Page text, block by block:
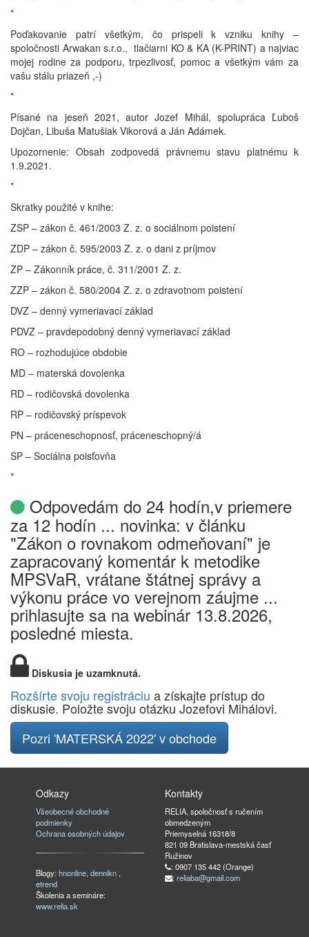
*
Poďakovanie patrí všetkým, čo prispeli k vzniku knihy –
spoločnosti Arwakan s.r.o., tlačiarni KO & KA (K-PRINT) a najviac
mojej rodine za podporu, trpezlivosť, pomoc a všetkým vám za
vašu stálu priazeň ,-)
*
Písané na jeseň 2021, autor Jozef Mihál, spolupráca Ľuboš
Dojčan, Libuša Matušiak Vikorová a Ján Adámek.
Upozornenie: Obsah zodpovedá právnemu stavu platnému k
1.9.2021.
*
Skratky použité v knihe:
ZSP – zákon č. 461/2003 Z. z. o sociálnom poistení
ZDP – zákon č. 595/2003 Z. z. o dani z príjmov
ZP – Zákonník práce, č. 311/2001 Z. z.
ZZP – zákon č. 580/2004 Z. z. o zdravotnom poistení
DVZ – denný vymeriavací základ
PDVZ – pravdepodobný denný vymeriavací základ
RO – rozhodujúce obdobie
MD – materská dovolenka
RD – rodičovská dovolenka
RP – rodičovský príspevok
PN – práceneschopnosť, práceneschopný/á
SP – Sociálna poisťovňa
*
Odpovedám do 24 hodín,v priemere
za 12 hodín ... novinka: v článku
"Zákon o rovnakom odmeňovaní" je
zapracovaný komentár k metodike
MPSVaR, vrátane štátnej správy a
výkonu práce vo verejnom záujme ...
prihlasujte sa na webinár 13.8.2026,
posledné miesta.
Diskusia je uzamknutá.
Rozšírte svoju registráciu a získajte prístup do
diskusie. Položte svoju otázku Jozefovi Mihálovi.
Pozri 'MATERSKÁ 2022' v obchode
Odkazy
Všeobecné obchodné
podmienky
Ochrana osobných údajov
Blogy:hnonline,dennikn ,
etrend
Školenia a semináre:
www.relia.sk
Kontakty
RELIA, spoločnosť s ručením
obmedzeným
Priemyselná 16318/8
821 09 Bratislava-mestská časť
Ružinov
: 0907 135 442 (Orange)
: reliaba@gmail.com